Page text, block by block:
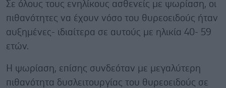
Σε όλους τους ενηλίκους ασθενείς με ψωρίαση, οι
πιθανότητες να έχουν νόσο του θυρεοειδούς ήταν
αυξημένες- ιδιαίτερα σε αυτούς με ηλικία 40- 59
ετών.
Η ψωρίαση, επίσης συνδεόταν με μεγαλύτερη
πιθανότητα δυσλειτουργίας του θυρεοειδούς σε